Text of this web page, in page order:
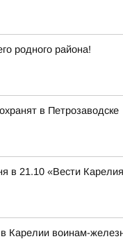
родного района!
в Петрозаводске
в 21.10 «Вести
Карелии воинам-